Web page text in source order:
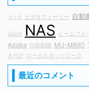
４×４ ビデオストーリー 自動
Quick NAS ビームフォ
Adobe 印刷制限 MU-MIMO
きPDF
ローカルネットワーク
最近のコメント